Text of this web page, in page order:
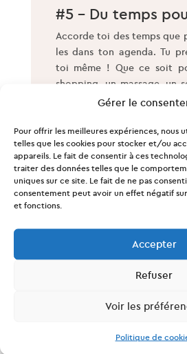
Gérer le
Pour offrir les meilleures expériences, nous
telles que les cookies pour stocker et/ou
appareils. Le fait de consentir à ces
traiter des données telles que le
uniques sur ce site. Le fait de ne pas
consentement peut avoir un effet négatif
et fonctions.
Accepter
Refuser
Voir les
Politique de
#5 – Du temps
Accorde toi des temps que
les dans ton agenda. Tu
toi même ! Que ce soit
shopping, un massage, un
créatifs, une séance de
#6 –
et reconnexion à
Établis une routine de
digitale, labs de temps
interdits les écrans. Avant
plutôt pour des
comme la lecture
méditation. Et, essai dans la
déconnecter
contact avec la nature, loin
#7 –
Émotions :